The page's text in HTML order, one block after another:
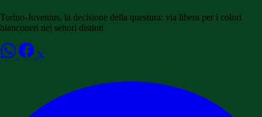
Torino-Juventus, la decisione della questura: via libera per i colori
bianconeri nei settori distinti